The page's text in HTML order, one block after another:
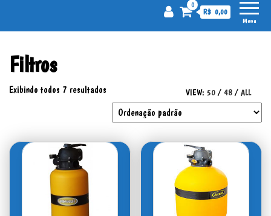
Menu
0
R$ 0,00
Filtros
VIEW: 50 / 48 / ALL
Exibindo todos 7 resultados